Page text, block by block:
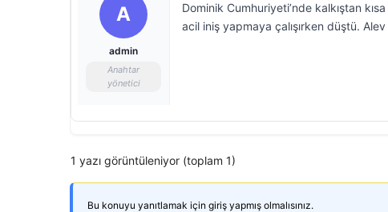
A
admin
Anahtar
yönetici
Dominik Cumhuriyeti’nde kalkıştan
acil iniş yapmaya çalışırken düştü.
1 yazı görüntüleniyor (toplam 1)
Bu konuyu yanıtlamak için giriş yapmış olmalısınız.